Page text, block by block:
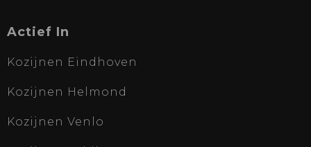
Actief In
Kozijnen Eindhoven
Kozijnen Helmond
Kozijnen Venlo